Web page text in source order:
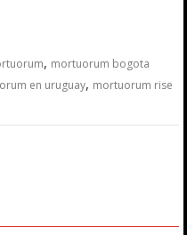
, mortuorum bogota
en uruguay, mortuorum rise